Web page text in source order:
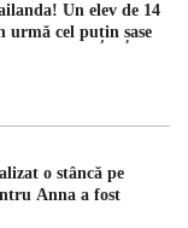
Un elev de 14
urmă cel puțin șase
o stâncă pe
Anna a fost